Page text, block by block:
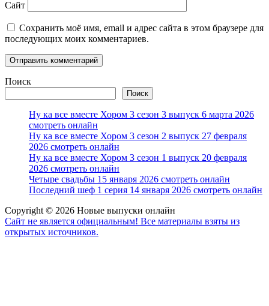
Сайт
Сохранить моё имя, email и адрес сайта в этом браузере для
последующих моих комментариев.
Поиск
Поиск
Ну ка все вместе Хором 3 сезон 3 выпуск 6 марта 2026
смотреть онлайн
Ну ка все вместе Хором 3 сезон 2 выпуск 27 февраля
2026 смотреть онлайн
Ну ка все вместе Хором 3 сезон 1 выпуск 20 февраля
2026 смотреть онлайн
Четыре свадьбы 15 января 2026 смотреть онлайн
Последний шеф 1 серия 14 января 2026 смотреть онлайн
Copyright © 2026 Новые выпуски онлайн
Сайт не является официальным! Все материалы взяты из
открытых источников.